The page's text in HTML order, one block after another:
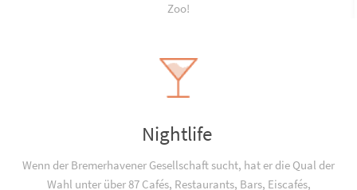
Zoo!
Nightlife
Wenn der Bremerhavener Gesellschaft sucht, hat er die Qual der
Wahl unter über 87 Cafés, Restaurants, Bars, Eiscafés,